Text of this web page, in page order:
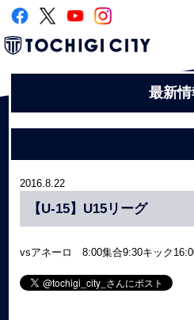
最新情
2016.8.22
【U-15】U15リーグ
vsアネーロ 8:00集合9:30キック